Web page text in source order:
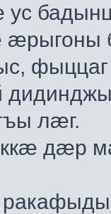
лæг.
дæр